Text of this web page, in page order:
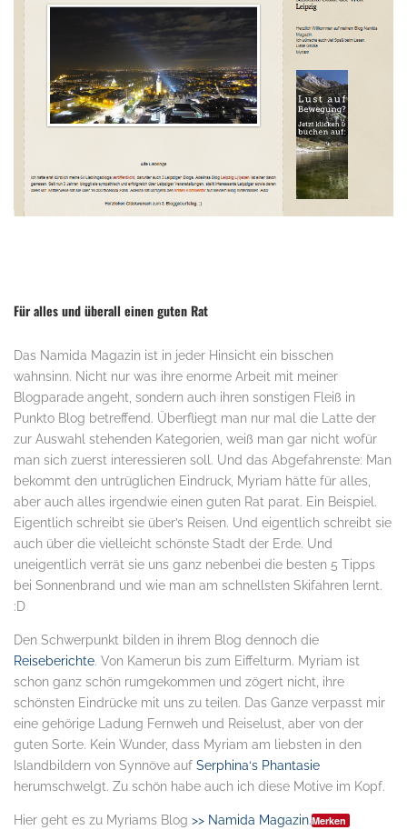
Für alles und überall einen guten Rat
Das Namida Magazin ist in jeder Hinsicht ein bisschen
wahnsinn. Nicht nur was ihre enorme Arbeit mit meiner
Blogparade angeht, sondern auch ihren sonstigen Fleiß in
Punkto Blog betreffend. Überfliegt man nur mal die Latte der
zur Auswahl stehenden Kategorien, weiß man gar nicht wofür
man sich zuerst interessieren soll. Und das Abgefahrenste: Man
bekommt den untrüglichen Eindruck, Myriam hätte für alles,
aber auch alles irgendwie einen guten Rat parat. Ein Beispiel.
Eigentlich schreibt sie über’s Reisen. Und eigentlich schreibt sie
auch über die vielleicht schönste Stadt der Erde. Und
uneigentlich verrät sie uns ganz nebenbei die besten 5 Tipps
bei Sonnenbrand und wie man am schnellsten Skifahren lernt.
:D
Den Schwerpunkt bilden in ihrem Blog dennoch die
Reiseberichte. Von Kamerun bis zum Eiffelturm. Myriam ist
schon ganz schön rumgekommen und zögert nicht, ihre
schönsten Eindrücke mit uns zu teilen. Das Ganze verpasst mir
eine gehörige Ladung Fernweh und Reiselust, aber von der
guten Sorte. Kein Wunder, dass Myriam am liebsten in den
Islandbildern von Synnöve auf Serphina‘s Phantasie
herumschwelgt. Zu schön habe auch ich diese Motive im Kopf.
Hier geht es zu Myriams Blog >> Namida Magazin.Merken